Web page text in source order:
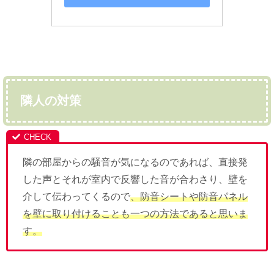
隣人の対策
隣の部屋からの騒音が気になるのであれば、直接発
した声とそれが室内で反響した音が合わさり、壁を
介して伝わってくるので、防音シートや防音パネル
を壁に取り付けることも一つの方法であると思いま
す。